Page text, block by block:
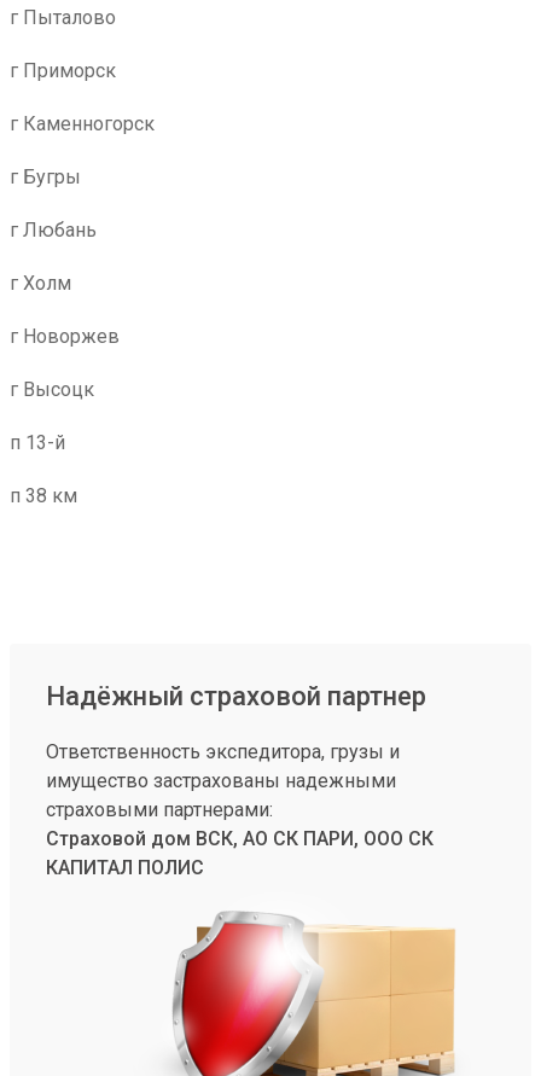
г Пыталово
г Приморск
г Каменногорск
г Бугры
г Любань
г Холм
г Новоржев
г Высоцк
п 13-й
п 38 км
Надёжный страховой партнер
Ответственность экспедитора, грузы и
имущество застрахованы надежными
страховыми партнерами:
Страховой дом ВСК, АО СК ПАРИ, ООО СК
КАПИТАЛ ПОЛИС